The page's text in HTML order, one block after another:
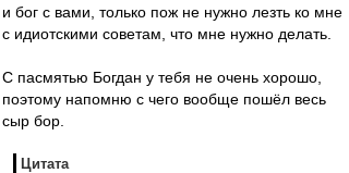
и бог с вами, только пож не нужно лезть ко мне
с идиотскими советам, что мне нужно делать.
С пасмятью Богдан у тебя не очень хорошо,
поэтому напомню с чего вообще пошёл весь
сыр бор.
Цитата